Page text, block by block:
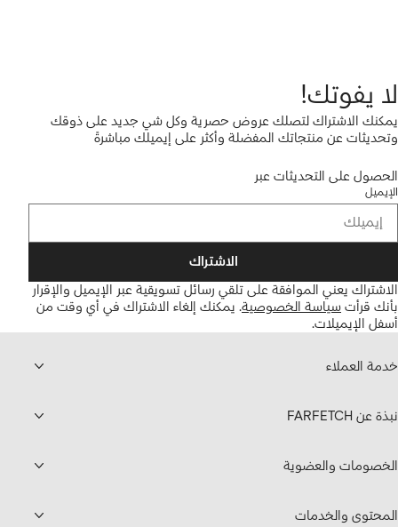
لا يفوتك!
يمكنك الاشتراك لتصلك عروض حصرية وكل شي جديد على ذوقك
وتحديثات عن منتجاتك المفضلة وأكثر على إيميلك مباشرةً
الحصول على التحديثات عبر
الإيميل
الاشتراك
الاشتراك يعني الموافقة على تلقي رسائل تسويقية عبر الإيميل والإقرار
بأنك قرأت سياسة الخصوصية. يمكنك إلغاء الاشتراك في أي وقت من
أسفل الإيميلات.
خدمة العملاء
نبذة عن FARFETCH
الخصومات والعضوية
المحتوى والخدمات